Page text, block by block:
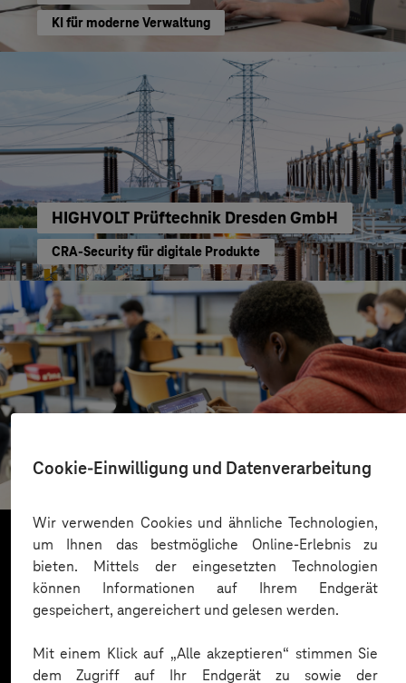
Cookie-Einwilligung und Datenverarbeitung
Wir verwenden Cookies und ähnliche Technologien,
um Ihnen das bestmögliche Online-Erlebnis zu
bieten. Mittels der eingesetzten Technologien
können Informationen auf Ihrem Endgerät
gespeichert, angereichert und gelesen werden.
Mit einem Klick auf „Alle akzeptieren“ stimmen Sie
dem Zugriff auf Ihr Endgerät zu sowie der
KI für moderne Verwaltung
HIGHVOLT Prüftechnik Dresden GmbH
CRA-Security für digitale Produkte
Mit KI Sprachbarrieren überwinden
Mehr laden